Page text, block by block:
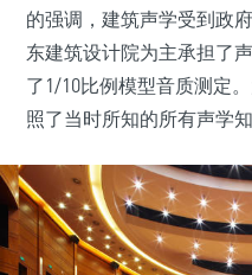
的强调，建筑声学受到政
东建筑设计院为主承担了
了1/10比例模型音质测定
照了当时所知的所有声学知